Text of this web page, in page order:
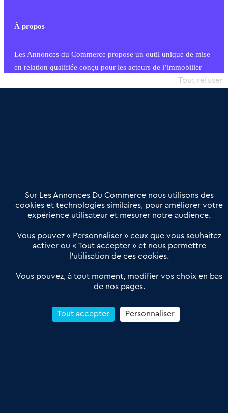
À propos
Les Annonces du Commerce propose un outil unique de mise
en relation qualifiée conçu pour les acteurs de l’immobilier
commercial et les collectivités territoriales, simple et intégrant
Offres Pro
Actualités
Qui sommes nous ?
Derniers articles
Réseau 3C : un partenaire national dédié aux transactions
Petitscommerces : Un partenariat au service du commerce de
proximité et des territoires
Reprendre un Restaurant Rapide
Sur Les Annonces Du Commerce nous utilisons des
cookies et technologies similaires, pour améliorer votre
expérience utilisateur et mesurer notre audience.
Vous pouvez « Personnaliser » ceux que vous souhaitez
activer ou « Tout accepter » et nous permettre
l’utilisation de ces cookies.
Vous pouvez, à tout moment, modifier vos choix en bas
de nos pages.
Tout accepter
Tout refuser
Personnaliser